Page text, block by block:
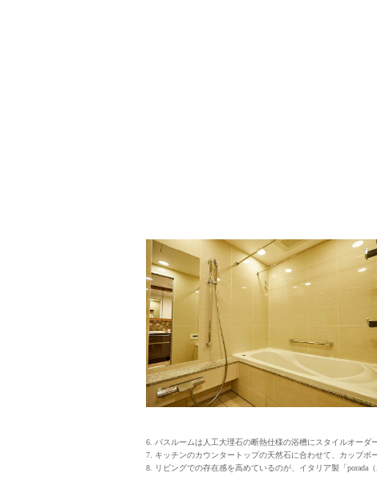
6. バスルームは人工大理石の断熱仕様の浴槽にスタイルオーダ
7. キッチンのカウンタートップの天然石に合わせて、カップボ
8. リビングでの存在感を高めているのが、イタリア製「